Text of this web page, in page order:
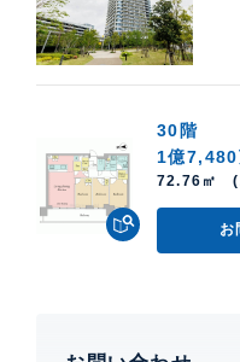
30階
1億7,480
72.76㎡
お